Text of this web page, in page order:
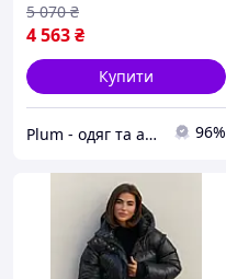
4 563₴
5 070 ₴
Купити
Plum - одяг та аксесуари 96%